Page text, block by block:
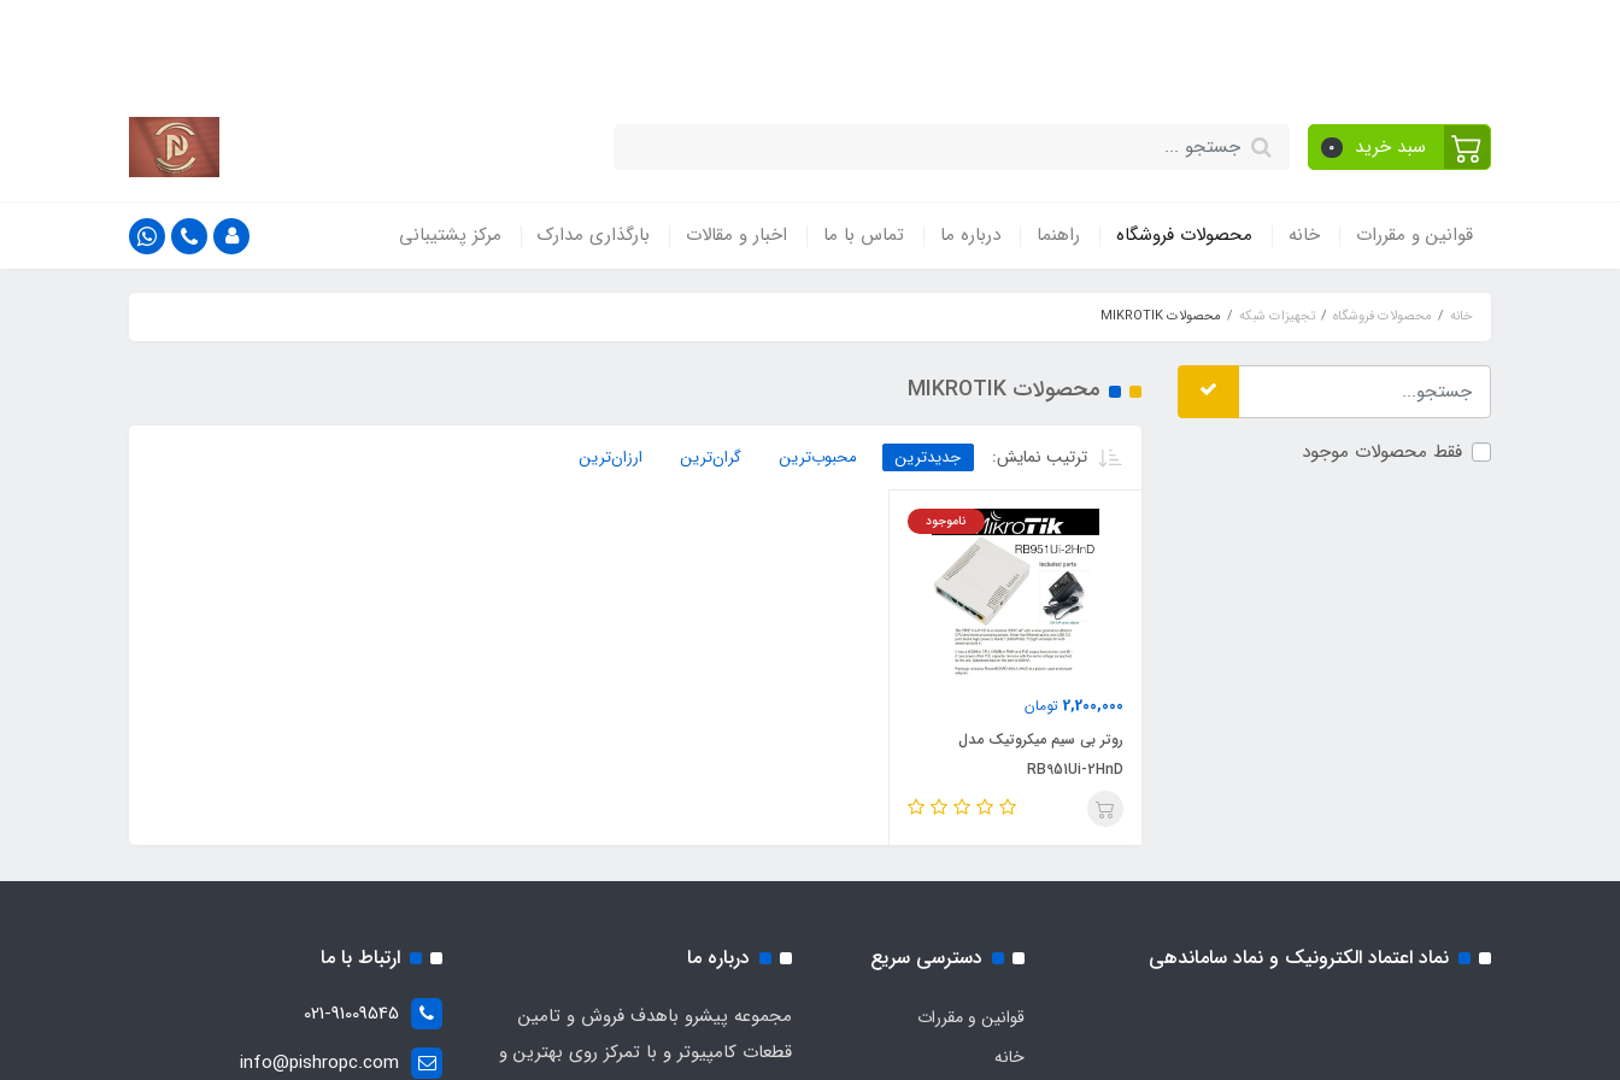
سبد خرید 0
قوانین و مقررات خانه محصولات فروشگاه راهنما درباره ما تماس با ما اخبار و مقالات بارگذاری مدارک مرکز پشتیبانی
خانه محصولات فروشگاه تجهیزات شبکه محصولات MIKROTIK
فقط محصولات موجود
محصولات MIKROTIK
ترتیب نمایش: جدیدترین محبوب‌ترین گران‌ترین ارزان‌ترین
2,200,000 تومان
ناموجود
روتر بی سیم میکروتیک مدل
RB951Ui-2HnD
نماد اعتماد الکترونیک و نماد ساماندهی دسترسی سریع
قوانین و مقررات
خانه
درباره ما
مجموعه پیشرو باهدف فروش و تامین
قطعات کامپیوتر و با تمرکز روی بهترین و
ارتباط با ما
021-91009545
info@pishropc.com